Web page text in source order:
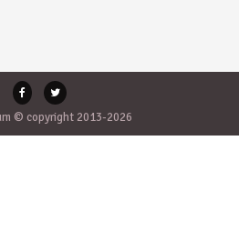
© copyright 2013-2026